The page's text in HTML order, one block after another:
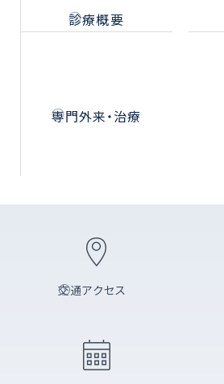
診療概要
専門外来・治療
交通アクセス